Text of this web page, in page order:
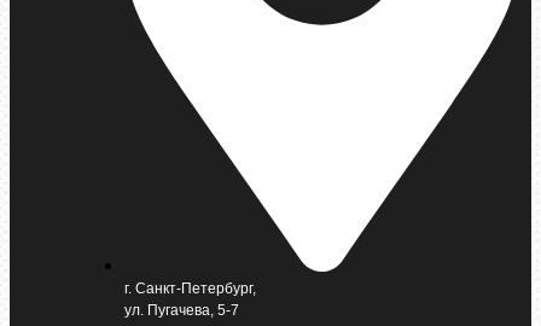
г. Санкт-Петербург,
ул. Пугачева, 5-7